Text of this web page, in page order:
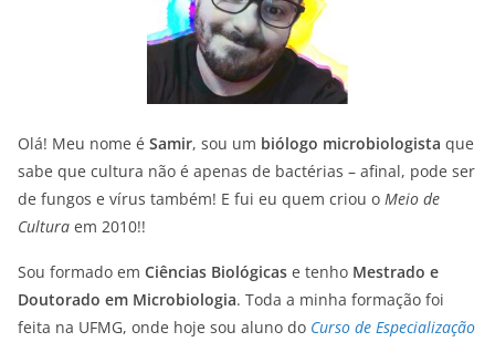
Olá! Meu nome é Samir, sou um biólogo microbiologista que
sabe que cultura não é apenas de bactérias – afinal, pode ser
de fungos e vírus também! E fui eu quem criou o Meio de
Cultura em 2010!!
Sou formado em Ciências Biológicas e tenho Mestrado e
Doutorado em Microbiologia. Toda a minha formação foi
feita na UFMG, onde hoje sou aluno do Curso de Especialização